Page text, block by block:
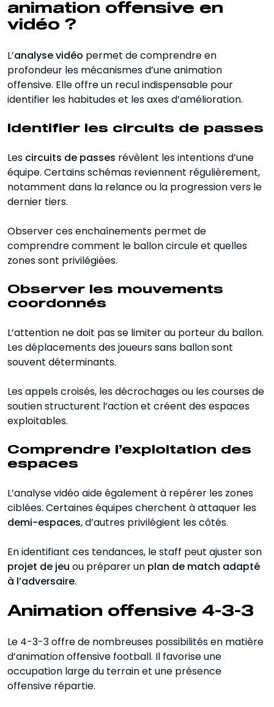
animation offensive en
vidéo ?
L’analyse vidéo permet de comprendre en
profondeur les mécanismes d’une animation
offensive. Elle offre un recul indispensable pour
identifier les habitudes et les axes d’amélioration.
Identifier les circuits de passes
Les circuits de passes révèlent les intentions d’une
équipe. Certains schémas reviennent régulièrement,
notamment dans la relance ou la progression vers le
dernier tiers.
Observer ces enchaînements permet de
comprendre comment le ballon circule et quelles
zones sont privilégiées.
Observer les mouvements
coordonnés
L’attention ne doit pas se limiter au porteur du ballon.
Les déplacements des joueurs sans ballon sont
souvent déterminants.
Les appels croisés, les décrochages ou les courses de
soutien structurent l’action et créent des espaces
exploitables.
Comprendre l’exploitation des
espaces
L’analyse vidéo aide également à repérer les zones
ciblées. Certaines équipes cherchent à attaquer les
demi-espaces, d’autres privilégient les côtés.
En identifiant ces tendances, le staff peut ajuster son
projet de jeu ou préparer un plan de match adapté
à l’adversaire.
Animation offensive 4-3-3
Le 4-3-3 offre de nombreuses possibilités en matière
d’animation offensive football. Il favorise une
occupation large du terrain et une présence
offensive répartie.